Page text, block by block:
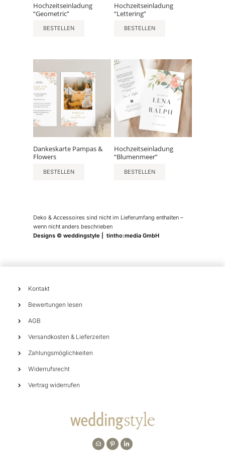
Hochzeitseinladung
“Geometric”
BESTELLEN
Hochzeitseinladung
“Lettering”
BESTELLEN
Dankeskarte Pampas &
Flowers
BESTELLEN
Hochzeitseinladung
“Blumenmeer”
BESTELLEN
Deko & Accessoires sind nicht im Lieferumfang enthalten –
wenn nicht anders beschrieben
Designs © weddingstyle | tintho:media GmbH
Kontakt
Bewertungen lesen
AGB
Versandkosten & Lieferzeiten
Zahlungsmöglichkeiten
Widerrufsrecht
Vertrag widerrufen